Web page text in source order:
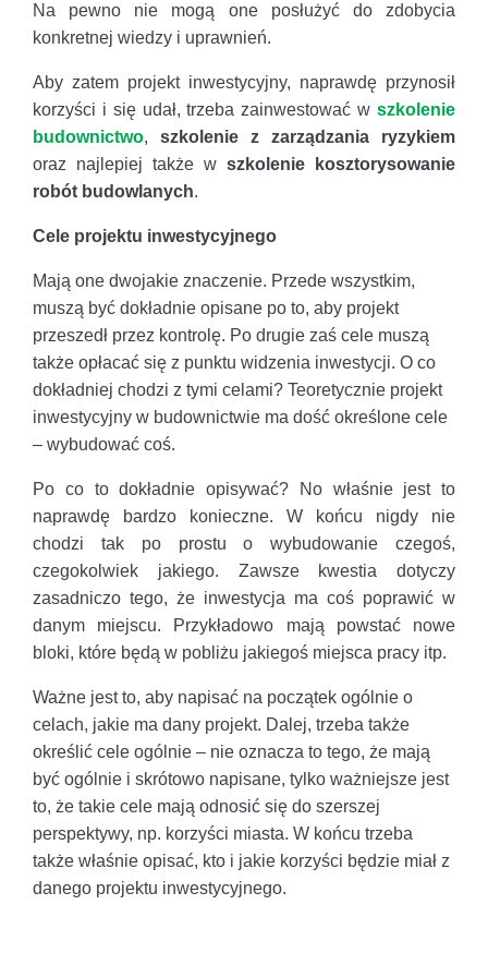
Na pewno nie mogą one posłużyć do zdobycia
konkretnej wiedzy i uprawnień.
Aby zatem projekt inwestycyjny, naprawdę przynosił
korzyści i się udał, trzeba zainwestować w szkolenie
budownictwo, szkolenie z zarządzania ryzykiem
oraz najlepiej także w szkolenie kosztorysowanie
robót budowlanych.
Cele projektu inwestycyjnego
Mają one dwojakie znaczenie. Przede wszystkim,
muszą być dokładnie opisane po to, aby projekt
przeszedł przez kontrolę. Po drugie zaś cele muszą
także opłacać się z punktu widzenia inwestycji. O co
dokładniej chodzi z tymi celami? Teoretycznie projekt
inwestycyjny w budownictwie ma dość określone cele
– wybudować coś.
Po co to dokładnie opisywać? No właśnie jest to
naprawdę bardzo konieczne. W końcu nigdy nie
chodzi tak po prostu o wybudowanie czegoś,
czegokolwiek jakiego. Zawsze kwestia dotyczy
zasadniczo tego, że inwestycja ma coś poprawić w
danym miejscu. Przykładowo mają powstać nowe
bloki, które będą w pobliżu jakiegoś miejsca pracy itp.
Ważne jest to, aby napisać na początek ogólnie o
celach, jakie ma dany projekt. Dalej, trzeba także
określić cele ogólnie – nie oznacza to tego, że mają
być ogólnie i skrótowo napisane, tylko ważniejsze jest
to, że takie cele mają odnosić się do szerszej
perspektywy, np. korzyści miasta. W końcu trzeba
także właśnie opisać, kto i jakie korzyści będzie miał z
danego projektu inwestycyjnego.